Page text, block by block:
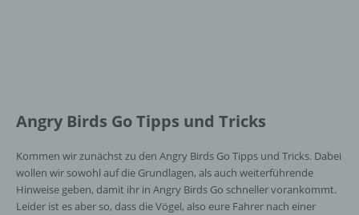
Angry Birds Go Tipps und Tricks
Kommen wir zunächst zu den Angry Birds Go Tipps und Tricks. Dabei
wollen wir sowohl auf die Grundlagen, als auch weiterführende
Hinweise geben, damit ihr in Angry Birds Go schneller vorankommt.
Leider ist es aber so, dass die Vögel, also eure Fahrer nach einer